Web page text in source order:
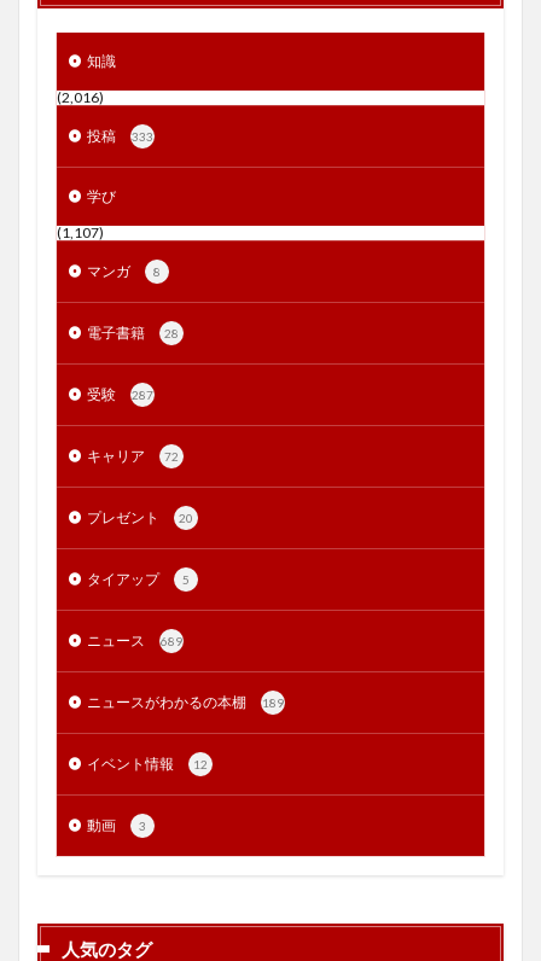
知識
(2,016)
投稿 333
学び
(1,107)
マンガ 8
電子書籍 28
受験 287
キャリア 72
プレゼント 20
タイアップ 5
ニュース 689
ニュースがわかるの本棚 189
イベント情報 12
動画 3
人気のタグ